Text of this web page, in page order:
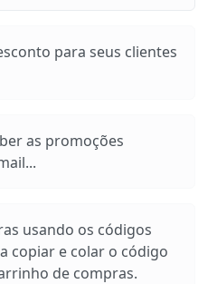
para seus clientes
as promoções
usando os códigos
copiar e colar o código
de compras.